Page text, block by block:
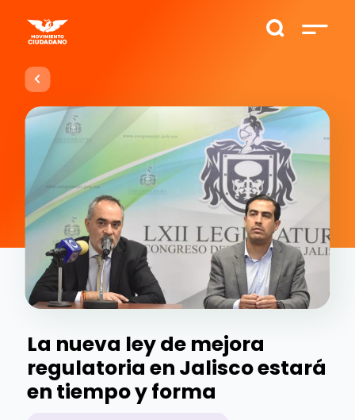
La nueva ley de mejora
regulatoria en Jalisco estará
en tiempo y forma